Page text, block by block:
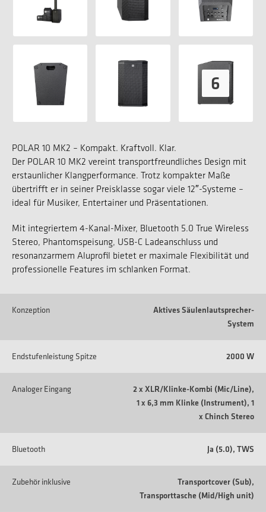
POLAR 10 MK2 – Kompakt. Kraftvoll. Klar.
Der POLAR 10 MK2 vereint transportfreundliches Design mit
erstaunlicher Klangperformance. Trotz kompakter Maße
übertrifft er in seiner Preisklasse sogar viele 12″-Systeme –
ideal für Musiker, Entertainer und Präsentationen.
Mit integriertem 4-Kanal-Mixer, Bluetooth 5.0 True Wireless
Stereo, Phantomspeisung, USB-C Ladeanschluss und
resonanzarmem Aluprofil bietet er maximale Flexibilität und
professionelle Features im schlanken Format.
Konzeption
Aktives Säulenlautsprecher-
System
Endstufenleistung Spitze 2000 W
Analoger Eingang
2 x XLR/Klinke-Kombi (Mic/Line),
1 x 6,3 mm Klinke (Instrument), 1
x Chinch Stereo
Bluetooth Ja (5.0), TWS
Zubehör inklusive
Transportcover (Sub),
Transporttasche (Mid/High unit)